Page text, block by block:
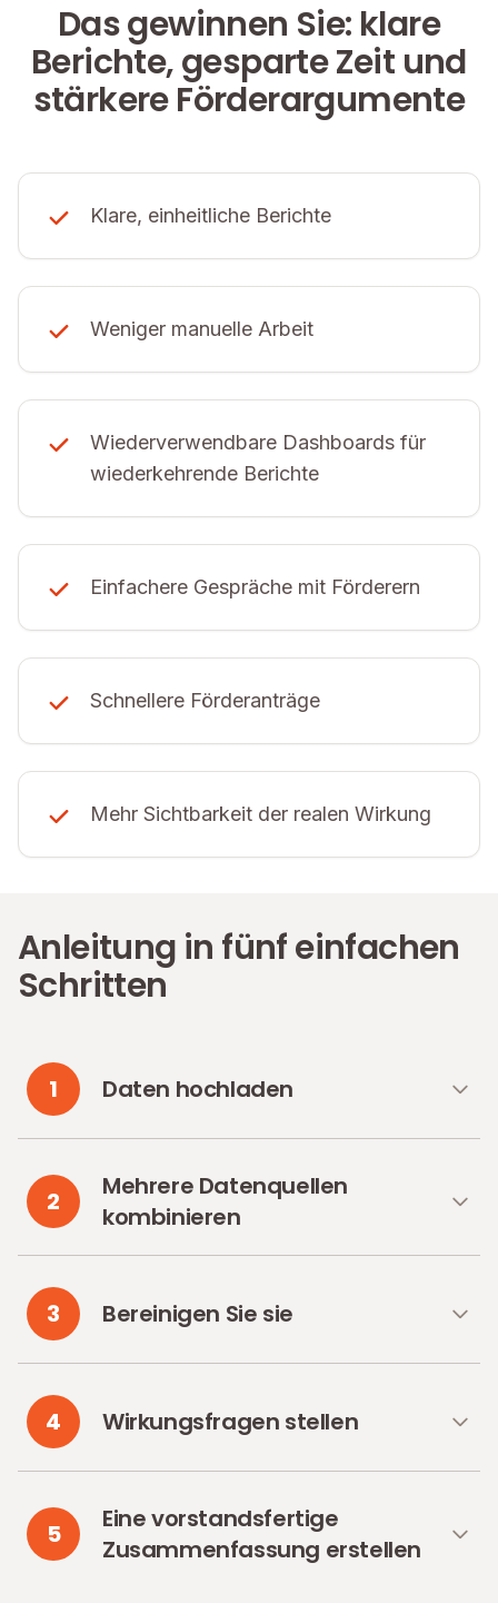
Das gewinnen Sie: klare
Berichte, gesparte Zeit und
stärkere Förderargumente
Klare, einheitliche Berichte
Weniger manuelle Arbeit
Wiederverwendbare Dashboards für
wiederkehrende Berichte
Einfachere Gespräche mit Förderern
Schnellere Förderanträge
Mehr Sichtbarkeit der realen Wirkung
Anleitung in fünf einfachen
Schritten
1 Daten hochladen
2
Mehrere Datenquellen
kombinieren
3 Bereinigen Sie sie
4 Wirkungsfragen stellen
5
Eine vorstandsfertige
Zusammenfassung erstellen